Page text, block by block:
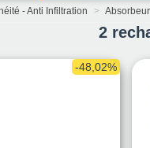
- Anti Infiltration >
2
-48,02%